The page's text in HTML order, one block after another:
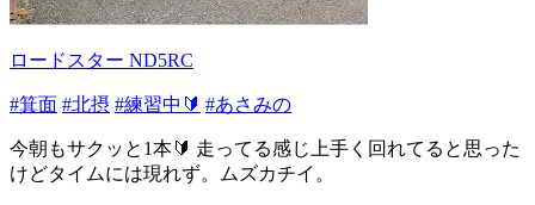
ロードスター ND5RC
#箕面 #北摂 #練習中🔰 #あさみの
今朝もサクッと1本🔰 走ってる感じ上手く回れてると思った
けどタイムには現れず。ムズカチイ。